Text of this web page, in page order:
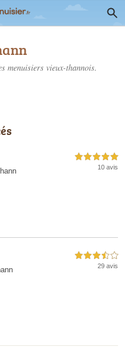
menuisiers vieux-thannois.
5,0 étoiles sur 5
10 avis
3,5 étoiles sur 5
29 avis